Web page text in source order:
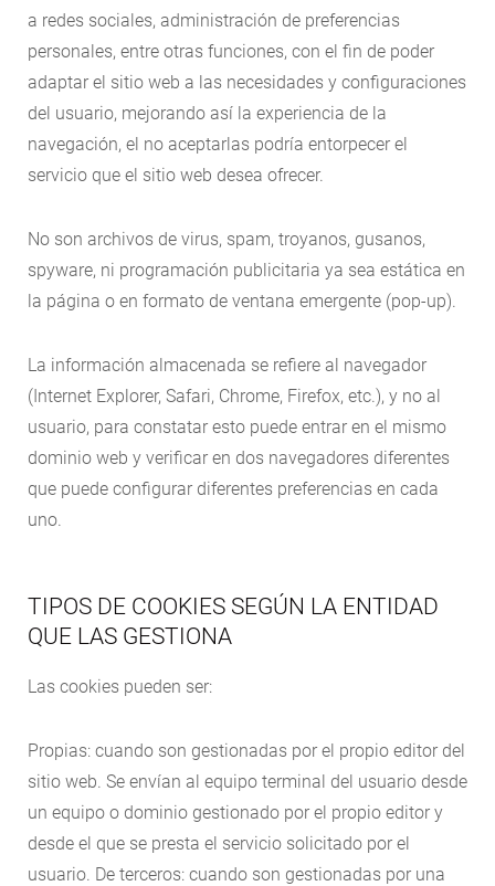
a redes sociales, administración de preferencias
personales, entre otras funciones, con el fin de poder
adaptar el sitio web a las necesidades y configuraciones
del usuario, mejorando así la experiencia de la
navegación, el no aceptarlas podría entorpecer el
servicio que el sitio web desea ofrecer.
No son archivos de virus, spam, troyanos, gusanos,
spyware, ni programación publicitaria ya sea estática en
la página o en formato de ventana emergente (pop-up).
La información almacenada se refiere al navegador
(Internet Explorer, Safari, Chrome, Firefox, etc.), y no al
usuario, para constatar esto puede entrar en el mismo
dominio web y verificar en dos navegadores diferentes
que puede configurar diferentes preferencias en cada
uno.
TIPOS DE COOKIES SEGÚN LA ENTIDAD
QUE LAS GESTIONA
Las cookies pueden ser:
Propias: cuando son gestionadas por el propio editor del
sitio web. Se envían al equipo terminal del usuario desde
un equipo o dominio gestionado por el propio editor y
desde el que se presta el servicio solicitado por el
usuario. De terceros: cuando son gestionadas por una